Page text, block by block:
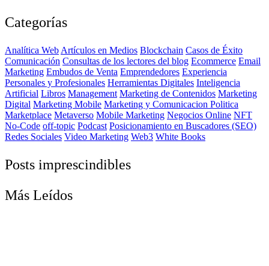
Categorías
Analítica Web Artículos en Medios Blockchain Casos de Éxito
Comunicación Consultas de los lectores del blog Ecommerce Email
Marketing Embudos de Venta Emprendedores Experiencia
Personales y Profesionales Herramientas Digitales Inteligencia
Artificial Libros Management Marketing de Contenidos Marketing
Digital Marketing Mobile Marketing y Comunicacion Politica
Marketplace Metaverso Mobile Marketing Negocios Online NFT
No-Code off-topic Podcast Posicionamiento en Buscadores (SEO)
Redes Sociales Video Marketing Web3 White Books
Posts imprescindibles
Más Leídos